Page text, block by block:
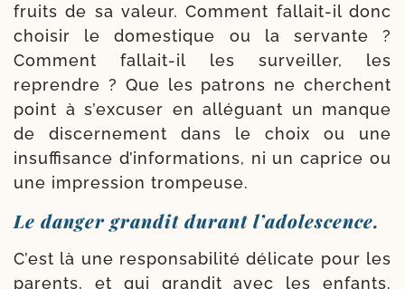
fruits de sa valeur. Comment fallait-​il donc
choi­sir le domes­tique ou la ser­vante ?
Comment fallait-​il les sur­veiller, les
reprendre ? Que les patrons ne cherchent
point à s’excuser en allé­guant un manque
de dis­cer­ne­ment dans le choix ou une
insuf­fi­sance d’informations, ni un caprice ou
une impres­sion trompeuse.
Le danger grandit durant l’adolescence.
C’est là une res­pon­sa­bi­li­té déli­cate pour les
parents, et qui gran­dit avec les enfants.